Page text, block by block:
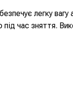
легку
під час зняття.